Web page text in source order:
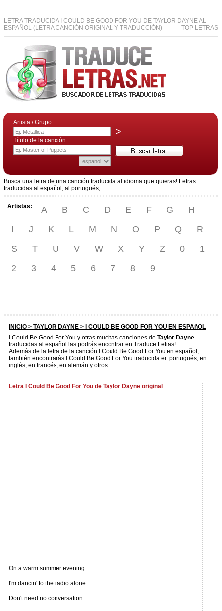
LETRA TRADUCIDA I COULD BE GOOD FOR YOU DE TAYLOR DAYNE AL
ESPAÑOL (LETRA CANCIÓN ORIGINAL Y TRADUCCIÓN)
TOP LETRAS
Artista / Grupo
>
Título de la canción
Busca una letra de una canción traducida al idioma que quieras! Letras
traducidas al español, al portugués,...
Artistas: A B C D E F G
H
I
J K L M N O P Q
R
S
T U V W X Y Z 0
1
2
3 4 5 6 7 8 9
INICIO > TAYLOR DAYNE > I COULD BE GOOD FOR YOU EN ESPAñOL
I Could Be Good For You y otras muchas canciones de Taylor Dayne
traducidas al español las podrás encontrar en Traduce Letras!
Además de la letra de la canción I Could Be Good For You en español,
también encontrarás I Could Be Good For You traducida en portugués, en
inglés, en francés, en alemán y otros.
Letra I Could Be Good For You de Taylor Dayne original
On a warm summer evening
I'm dancin' to the radio alone
Don't need no conversation